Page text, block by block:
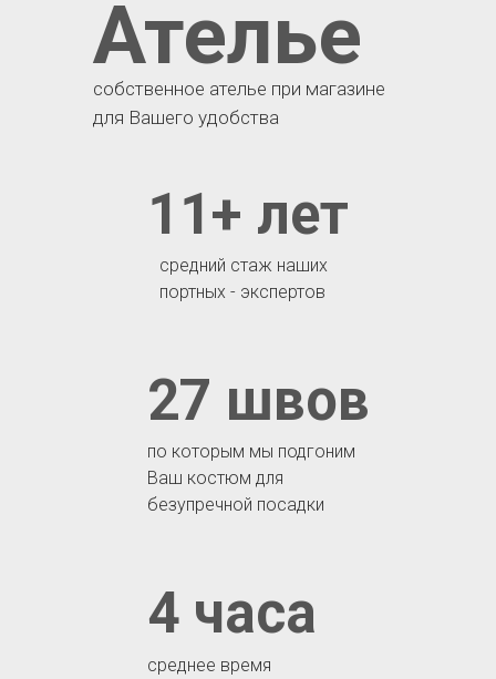
среднее время
4 часа
по которым мы подгоним
Ваш костюм для
безупречной посадки
27 швов
средний стаж наших
портных - экспертов
11+ лет
Ателье
собственное ателье при магазине
для Вашего удобства